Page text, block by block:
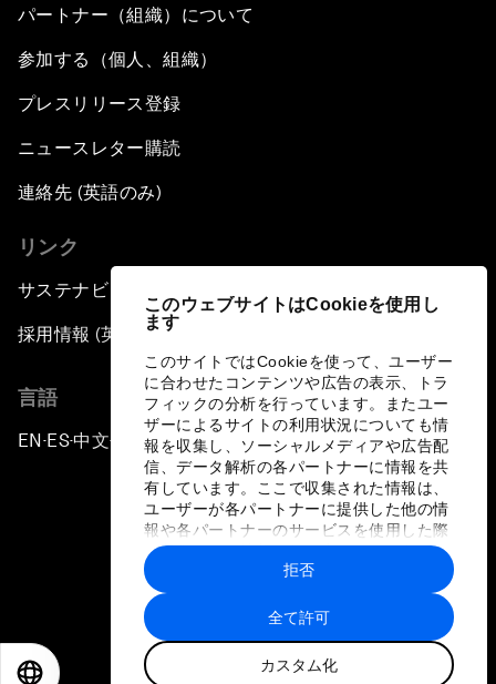
このウェブサイトはCookieを使用し
ます
このサイトではCookieを使って、ユーザー
に合わせたコンテンツや広告の表示、トラ
フィックの分析を行っています。またユー
ザーによるサイトの利用状況についても情
報を収集し、ソーシャルメディアや広告配
信、データ解析の各パートナーに情報を共
有しています。ここで収集された情報は、
ユーザーが各パートナーに提供した他の情
報や各パートナーのサービスを使用した際
に収集された情報と組み合わされ、各パー
トナーによって使用されることがありま
す。
全て許可
カスタム化
拒否
パートナー（組織）について
参加する（個人、組織）
プレスリリース登録
ニュースレター購読
連絡先 (英語のみ)
リンク
サステナビリティへの取り組み
採用情報 (英語のみ)
言語
EN ▪ES▪中文▪ 日本語
プライバシーポリシーと利用規約
サイトマップ
©
世界経済フォーラム